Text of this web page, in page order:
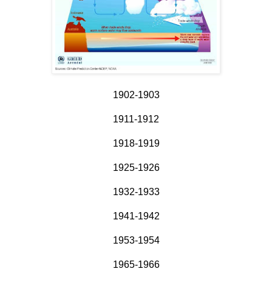
1902-1903
1911-1912
1918-1919
1925-1926
1932-1933
1941-1942
1953-1954
1965-1966